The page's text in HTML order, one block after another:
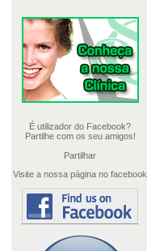
É utilizador do Facebook?
Partilhe com os seu amigos!
Partilhar
Visite a nossa página no facebook